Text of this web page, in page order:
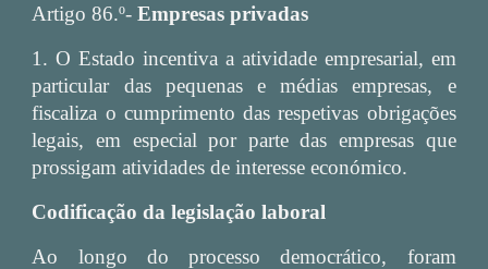
Artigo 86.º-Empresas privadas
1. O Estado incentiva a atividade empresarial, em
particular das pequenas e médias empresas, e
fiscaliza o cumprimento das respetivas obrigações
legais, em especial por parte das empresas que
prossigam atividades de interesse económico.
Codificação da legislação laboral
Ao longo do processo democrático, foram